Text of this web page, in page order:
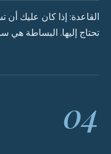
القاعدة: إذا كان عليك أن
تحتاج إليها. البساطة هي
04